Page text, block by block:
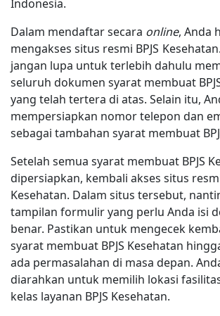
Indonesia.
Dalam mendaftar secara online, Anda
mengakses situs resmi BPJS
jangan lupa untuk terlebih dahulu
seluruh dokumen syarat membuat
yang telah tertera di atas. Selain itu,
mempersiapkan nomor telepon dan
sebagai tambahan syarat membuat
Setelah semua syarat membuat BPJS
dipersiapkan, kembali akses situs resmi
Kesehatan. Dalam situs tersebut,
tampilan formulir yang perlu Anda isi
benar. Pastikan untuk mengecek
syarat membuat BPJS Kesehatan
ada permasalahan di masa depan.
diarahkan untuk memilih lokasi
kelas layanan BPJS Kesehatan.